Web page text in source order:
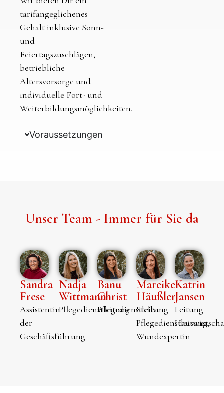
tarifangeglichenes
Gehalt inklusive Sonn-
und
Feiertagszuschlägen,
betriebliche
Altersvorsorge und
individuelle Fort- und
Weiterbildungsmöglichkeiten.
Voraussetzungen
Unser Team - Immer für Sie da
Sandra
Frese
Assistentin
der
Geschäftsführung
Nadja
Wittmann
Pflegedienstleitung
Banu
Christ
Pflegedienstleitung
Mareike
Häußler
Stellv.
Pflegedienstleitung,
Wundexpertin
Katrin
Jansen
Leitung